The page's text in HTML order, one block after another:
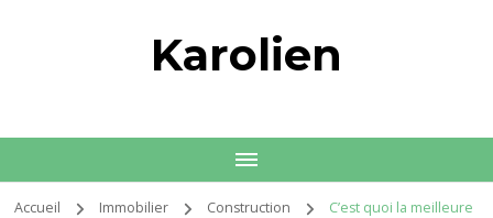
Karolien
Accueil Immobilier Construction
C’est quoi la meilleure